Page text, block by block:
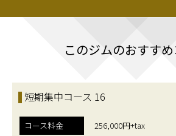
このジムのおすす
短期集中コース 16
コース料金
256,000円+tax